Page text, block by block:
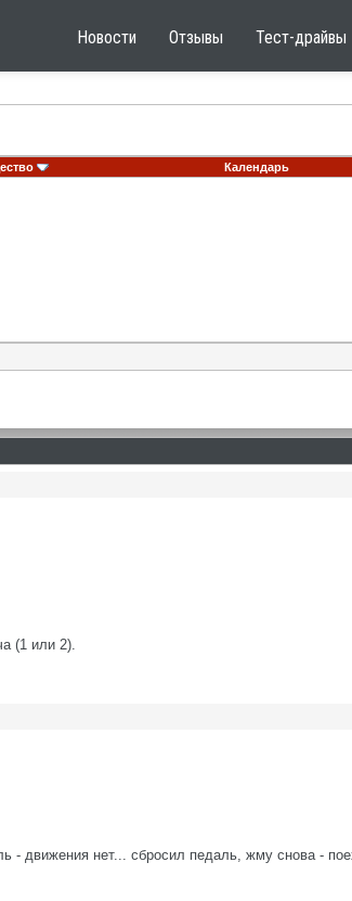
Новости Отзывы Тест-драйвы
Календарь
(1 или 2).
- движения нет... сбросил педаль, жму снова -